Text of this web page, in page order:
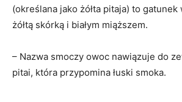
(określana jako żółta pitaja) to
żółtą skórką i białym miąższem.
– Nazwa smoczy owoc nawiązuje do
pitai, która przypomina łuski smoka.